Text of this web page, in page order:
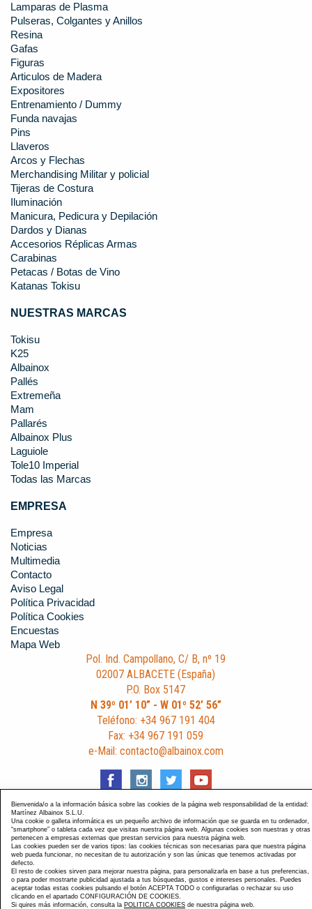
Lamparas de Plasma
Pulseras, Colgantes y Anillos
Resina
Gafas
Figuras
Articulos de Madera
Expositores
Entrenamiento / Dummy
Funda navajas
Pins
Llaveros
Arcos y Flechas
Merchandising Militar y policial
Tijeras de Costura
Iluminación
Manicura, Pedicura y Depilación
Dardos y Dianas
Accesorios Réplicas Armas
Carabinas
Petacas / Botas de Vino
Katanas Tokisu
NUESTRAS MARCAS
Tokisu
K25
Albainox
Pallés
Extremeña
Mam
Pallarés
Albainox Plus
Laguiole
Tole10 Imperial
Todas las Marcas
EMPRESA
Empresa
Noticias
Multimedia
Contacto
Aviso Legal
Política Privacidad
Política Cookies
Encuestas
Mapa Web
Pol. Ind. Campollano, C/ B, nº 19
02007 ALBACETE (España)
P.O. Box 5147
N 39º 01’ 10” - W 01º 52’ 56”
Teléfono: +34 967 191 404
Fax: +34 967 191 059
e-Mail: contacto@albainox.com
Diseño y Desarrollo web Im3diA comunicación. Esta página
está optimizada para navegadores Chrome, Internet Explorer
9 y Firefox 4.0.
Bienvenida/o a la información básica sobre las cookies de la página web responsabilidad de la entidad:
Martínez Albainox S.L.U.
Una cookie o galleta informática es un pequeño archivo de información que se guarda en tu ordenador,
“smartphone” o tableta cada vez que visitas nuestra página web. Algunas cookies son nuestras y otras
pertenecen a empresas externas que prestan servicios para nuestra página web.
Las cookies pueden ser de varios tipos: las cookies técnicas son necesarias para que nuestra página
web pueda funcionar, no necesitan de tu autorización y son las únicas que tenemos activadas por
defecto.
El resto de cookies sirven para mejorar nuestra página, para personalizarla en base a tus preferencias,
o para poder mostrarte publicidad ajustada a tus búsquedas, gustos e intereses personales. Puedes
aceptar todas estas cookies pulsando el botón ACEPTA TODO o configurarlas o rechazar su uso
clicando en el apartado CONFIGURACIÓN DE COOKIES.
Si quires más información, consulta la POLITICA COOKIES de nuestra página web.